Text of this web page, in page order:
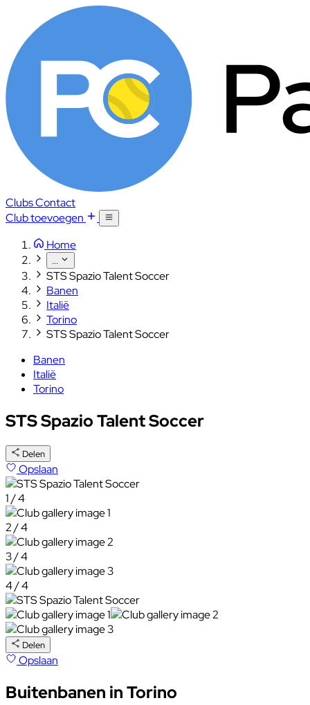
ClubsContact
Club toevoegen
Home
...
STS Spazio Talent Soccer
Banen
Italië
Torino
STS Spazio Talent Soccer
Banen
Italië
Torino
STS Spazio Talent Soccer
Delen
Opslaan
1 / 4
2 / 4
3 / 4
4 / 4
Delen
Opslaan
Buitenbanen in Torino